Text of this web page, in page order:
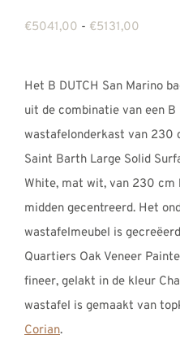
€5041,00 - €5131,00
Het B DUTCH San Marino
uit de combinatie van een B
wastafelonderkast van 230
Saint Barth Large Solid
White, mat wit, van 230 cm
midden gecentreerd. Het
wastafelmeubel is
Quartiers Oak Veneer
fineer, gelakt in de kleur
wastafel is gemaakt van
Corian.